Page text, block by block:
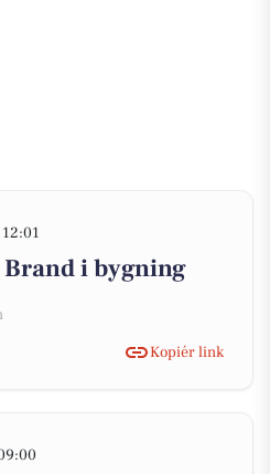
i bygning
Kopiér link